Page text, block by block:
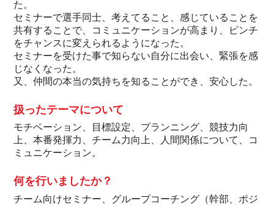
た。
セミナーで選手同士、考えてること、感じていることを
共有することで、コミュニケーションが高まり、ピンチ
をチャンスに変えられるようになった。
セミナーを受けた事で知らない自分に出会い、緊張を感
じなくなった。
又、仲間の本当の気持ちを知ることができ、安心した。
扱ったテーマについて
モチベーション、目標設定、プランニング、競技力向
上、本番発揮力、チーム力向上、人間関係について、コ
ミュニケーション。
何を行いましたか？
チーム向けセミナー、グループコーチング（幹部、ポジ